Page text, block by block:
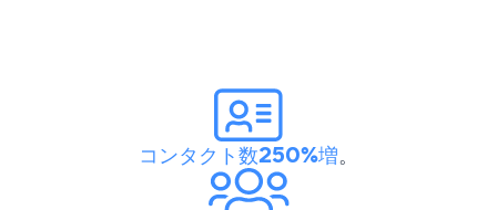
コンタクト数250%増。